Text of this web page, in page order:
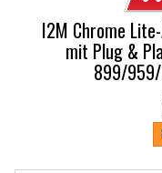
I2M Chrome
mit Plug &
899/